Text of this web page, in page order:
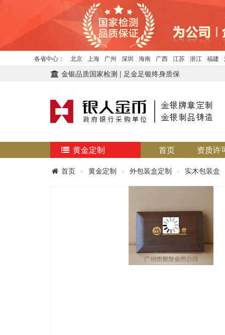
各省中心： 北京 上海 广州 深圳 海南 广西 江苏 浙江 福建
金银品质国家检测 | 足金足银终身质保
黄金定制 首页 资质许
首页 黄金定制 外包装盒定制 实木包装盒